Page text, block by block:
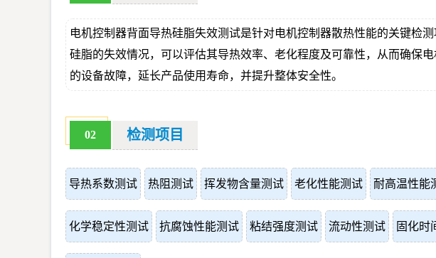
电机控制器背面导热硅脂失效测试是针对电机控制器散热性能的关键检
硅脂的失效情况，可以评估其导热效率、老化程度及可靠性，从而确保
的设备故障，延长产品使用寿命，并提升整体安全性。
02 检测项目
导热系数测试 热阻测试 挥发物含量测试 老化性能测试 耐高温性能
化学稳定性测试 抗腐蚀性能测试 粘结强度测试 流动性测试 固化时